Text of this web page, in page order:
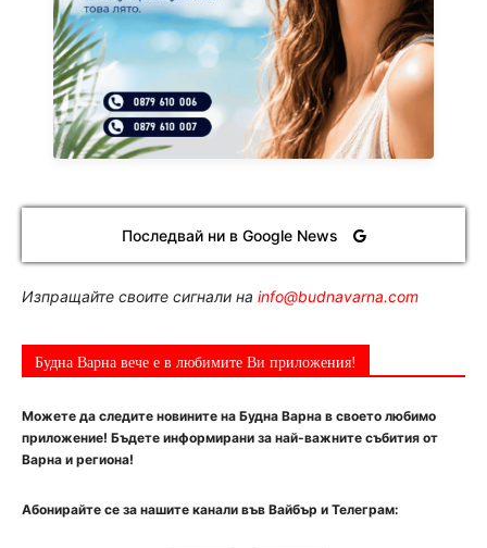
Последвай ни в Google News
Изпращайте своите сигнали на info@budnavarna.com
Будна Варна вече е в любимите Ви приложения!
Можете да следите новините на Будна Варна в своето любимо
приложение! Бъдете информирани за най-важните събития от
Варна и региона!
Абонирайте се за нашите канали във Вайбър и Телеграм: